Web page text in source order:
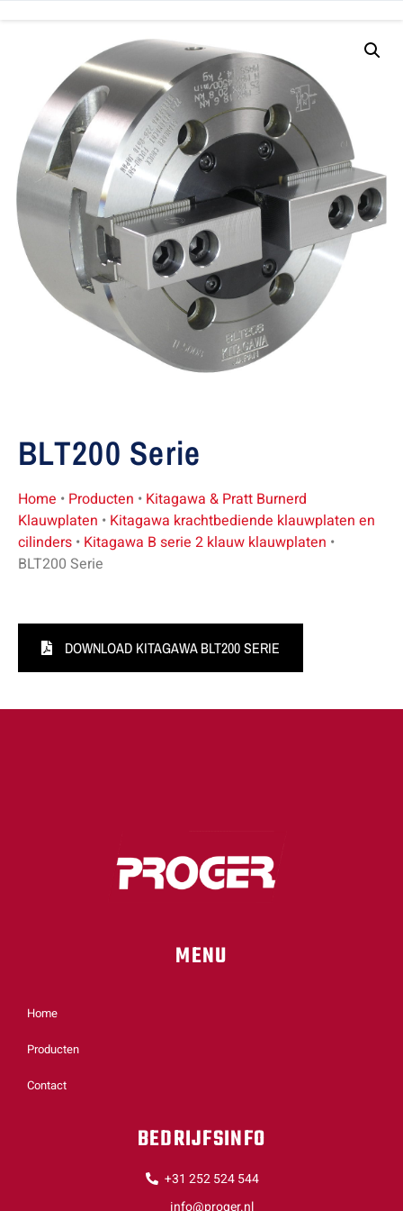
BLT200 Serie
Home • Producten • Kitagawa & Pratt Burnerd
Klauwplaten • Kitagawa krachtbediende klauwplaten en
cilinders • Kitagawa B serie 2 klauw klauwplaten •
BLT200 Serie
DOWNLOAD KITAGAWA BLT200 SERIE
MENU
Home
Producten
Contact
BEDRIJFSINFO
+31 252 524 544
info@proger.nl